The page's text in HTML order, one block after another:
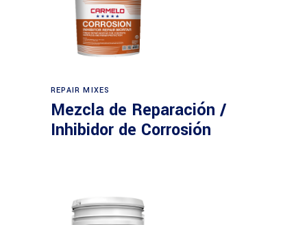
REPAIR MIXES
Mezcla de Reparación /
Inhibidor de Corrosión